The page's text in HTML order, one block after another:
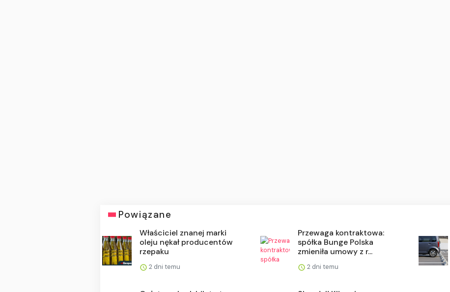
Powiązane
Właściciel znanej marki
oleju nękał producentów
rzepaku
2 dni temu
Przewaga kontraktowa:
spółka Bunge Polska
zmieniła umowy z r...
2 dni temu